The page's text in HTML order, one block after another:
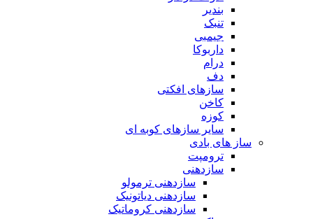
بندیر
تنبک
جیمبی
داربوکا
درام
دف
سازهای افکتی
کاخن
کوزه
سایر سازهای کوبه ای
ساز های بادی
ترومپت
سازدهنی
سازدهنی ترمولو
سازدهنی دیاتونیک
سازدهنی کروماتیک